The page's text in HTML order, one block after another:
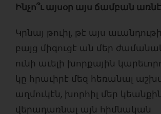
Ինչո՞ւ այսօր այս ճամբան
Կրնայ թուիլ, թէ այս
բայց միգուցէ ան մեր
ունի աւելի խորքային
կը հրաւիրէ մեզ հեռանալ
աղմուկէն, խորհիլ մեր
վերադառնալ այն հիմնական